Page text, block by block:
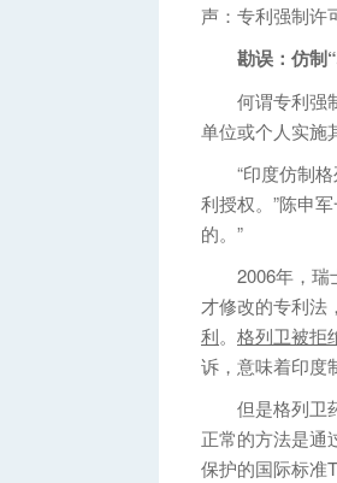
声：专利强制许
勘误：仿制
何谓专利强制
单位或个人实施
“印度仿制格
利授权。”陈申
的。”
2006年，瑞士
才修改的专利法，
利。 格列卫被拒
诉，意味着印度
但是格列卫药
正常的方法是通
保护的国际标准